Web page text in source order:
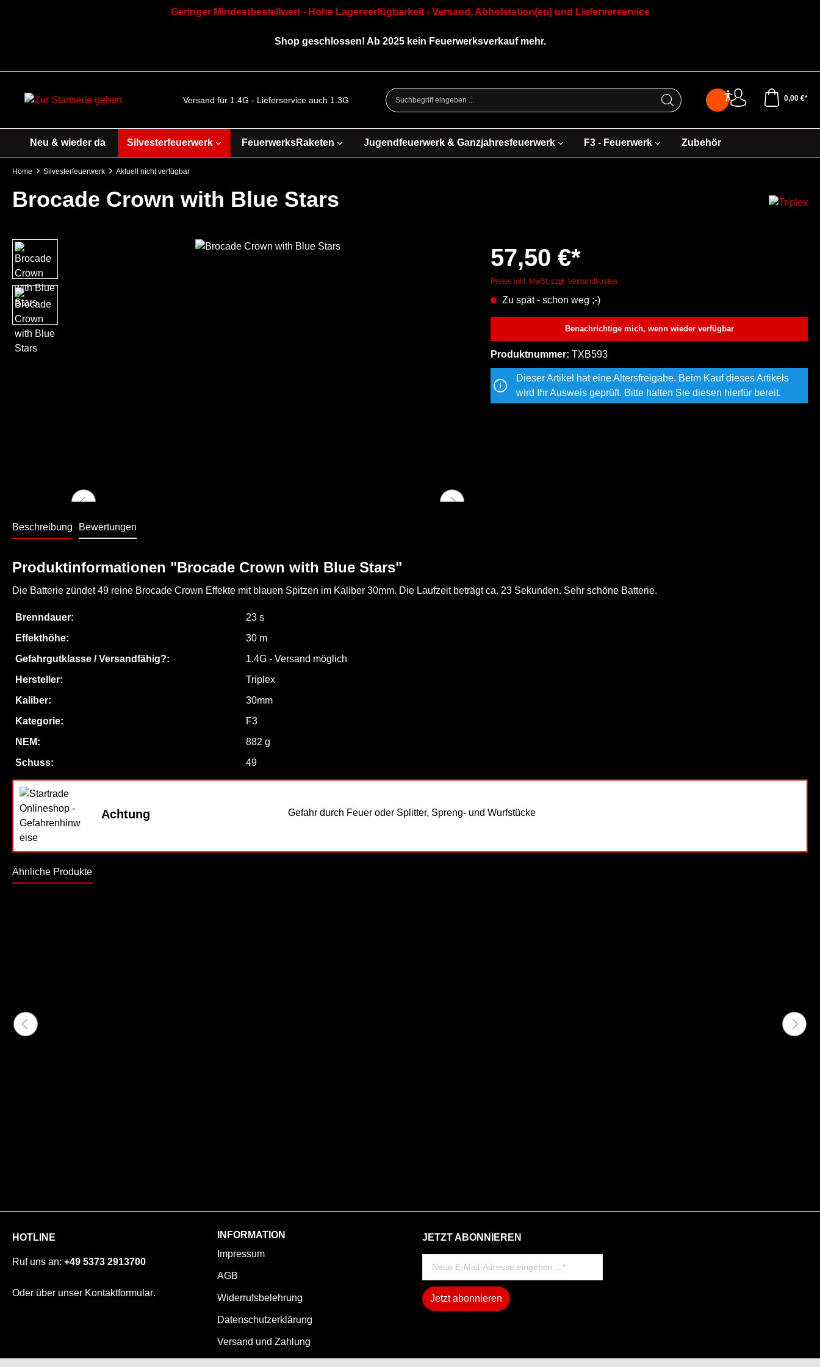
Geringer Mindestbestellwert - Hohe Lagerverfügbarkeit - Versand, Abholstation(en) und Lieferverservice
Shop geschlossen! Ab 2025 kein Feuerwerksverkauf mehr.
Versand für 1.4G - Lieferservice auch 1.3G 0,00 €*
Neu & wieder da Silvesterfeuerwerk FeuerwerksRaketen Jugendfeuerwerk & Ganzjahresfeuerwerk F3 - Feuerwerk Zubehör
Home Silvesterfeuerwerk Aktuell nicht verfügbar
Brocade Crown with Blue Stars
57,50 €*
Preise inkl. MwSt. zzgl. Versandkosten
Zu spät - schon weg ;-)
Benachrichtige mich, wenn wieder verfügbar
Produktnummer: TXB593
Dieser Artikel hat eine Altersfreigabe. Beim Kauf dieses Artikels
wird Ihr Ausweis geprüft. Bitte halten Sie diesen hierfür bereit.
Beschreibung Bewertungen
Produktinformationen "Brocade Crown with Blue Stars"
Die Batterie zündet 49 reine Brocade Crown Effekte mit blauen Spitzen im Kaliber 30mm. Die Laufzeit beträgt ca. 23 Sekunden. Sehr schöne Batterie.
Brenndauer:
23 s
Effekthöhe:
30 m
Gefahrgutklasse / Versandfähig?:
1.4G - Versand möglich
Hersteller:
Triplex
Kaliber:
30mm
Kategorie:
F3
NEM:
882 g
Schuss:
49
Achtung Gefahr durch Feuer oder Splitter, Spreng- und Wurfstücke
Ähnliche Produkte
HOTLINE
Ruf uns an: +49 5373 2913700
Oder über unser Kontaktformular.
INFORMATION
Impressum
AGB
Widerrufsbelehrung
Datenschutzerklärung
Versand und Zahlung
JETZT ABONNIEREN
Jetzt abonnieren